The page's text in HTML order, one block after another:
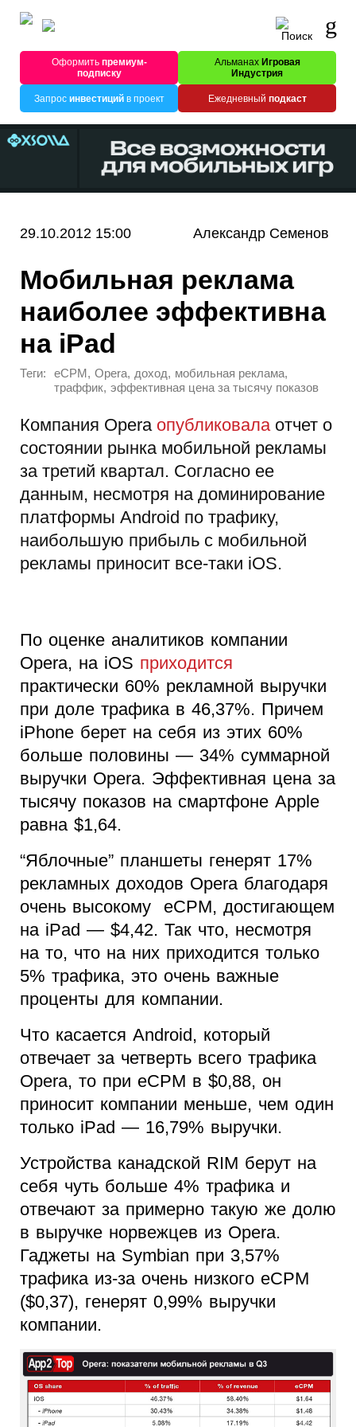
Оформитьпремиум-
подписку
Альманах Игровая
Индустрия
Запрос инвестицийв проект Ежедневный подкаст
29.10.2012 15:00 Александр Семенов
Мобильная реклама
наиболее эффективна
на iPad
Теги: eCPM , Opera, доход, мобильная реклама,
траффик, эффективная цена за тысячу показов
Компания Opera опубликовала отчет о
состоянии рынка мобильной рекламы
за третий квартал. Согласно ее
данным, несмотря на доминирование
платформы Android по трафику,
наибольшую прибыль с мобильной
рекламы приносит все-таки iOS.
По оценке аналитиков компании
Opera, на iOS приходится
практически 60% рекламной выручки
при доле трафика в 46,37%. Причем
iPhone берет на себя из этих 60%
больше половины — 34% суммарной
выручки Opera. Эффективная цена за
тысячу показов на смартфоне Apple
равна $1,64.
“Яблочные” планшеты генерят 17%
рекламных доходов Opera благодаря
очень высокому eCPM, достигающем
на iPad — $4,42. Так что, несмотря
на то, что на них приходится только
5% трафика, это очень важные
проценты для компании.
Что касается Android, который
отвечает за четверть всего трафика
Opera, то при eCPM в $0,88, он
приносит компании меньше, чем один
только iPad — 16,79% выручки.
Устройства канадской RIM берут на
себя чуть больше 4% трафика и
отвечают за примерно такую же долю
в выручке норвежцев из Opera.
Гаджеты на Symbian при 3,57%
трафика из-за очень низкого eCPM
($0,37), генерят 0,99% выручки
компании.